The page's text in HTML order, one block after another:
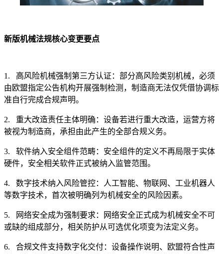
新版机械法规核心变更要点
1. 高风险机械强制第三方认证：部分高风险类别机械，必须
由欧盟指定公告机构开展强制检测，制造商无法仅凭借协调标
准自行完成合规声明。
2. 重大改造责任主体明确：设备若进行重大改造，运营方将
被视为制造商，承担由此产生的全部合规义务。
3. 软件纳入安全组件范畴：安全组件的定义不再局限于实体
硬件，安全相关软件正式被纳入监管范围。
4. 数字技术纳入风险管控：人工智能、物联网、工业机器人
等数字技术，首次被明确列为机械安全的风险因素。
5. 网络安全成为强制要求：网络安全正式成为机械安全不可
或缺的组成部分，相关防护从可选优化项变为法定义务。
6. 合规文件支持数字化交付：设备操作说明、欧盟符合性声